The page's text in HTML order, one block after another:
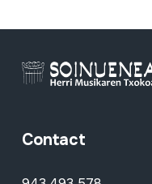
Contact